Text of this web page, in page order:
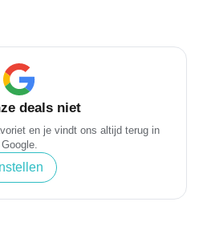
deals niet
en je vindt ons altijd terug in
Google.
Instellen